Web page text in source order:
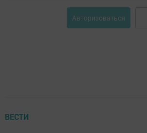
Авторизоваться
ВЕСТИ